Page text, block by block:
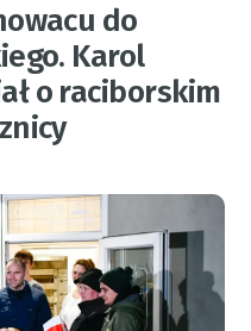
do
Karol
o raciborskim